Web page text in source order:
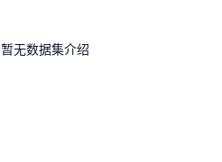
暂无数据集介绍